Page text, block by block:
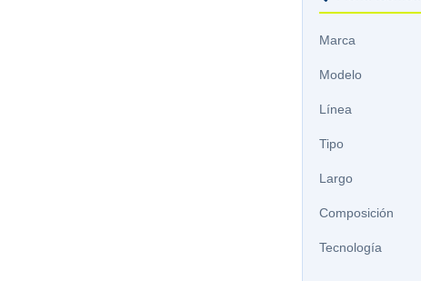
Marca
Modelo
Línea
Tipo
Largo
Composición
Tecnología